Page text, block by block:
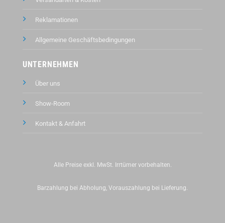
Reklamationen
Allgemeine Geschäftsbedingungen
UNTERNEHMEN
Über uns
Show-Room
Kontakt & Anfahrt
Alle Preise exkl. MwSt. Irrtümer vorbehalten.
Barzahlung bei Abholung, Vorauszahlung bei Lieferung.